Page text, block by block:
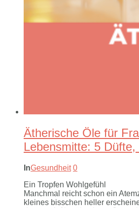
Ätherische Öle für
Lebensmitte: 5
InGesundheit 0
Ein Tropfen Wohlgefühl
Manchmal reicht schon ein
kleines bisschen heller